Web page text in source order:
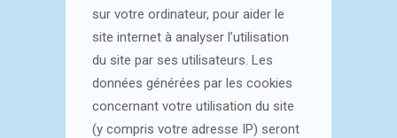
sur votre ordinateur, pour aider le
site internet à analyser l’utilisation
du site par ses utilisateurs. Les
données générées par les cookies
concernant votre utilisation du site
(y compris votre adresse IP) seront